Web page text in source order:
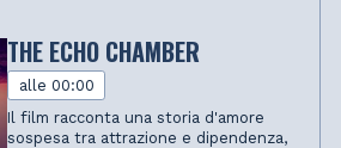
THE ECHO CHAMBER
alle 00:00
Il film racconta una storia d'amore
sospesa tra attrazione e dipendenza,